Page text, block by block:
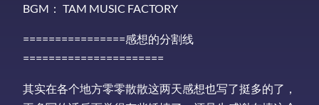
BGM： TAM MUSIC FACTORY
================感想的分割线
======================
其实在各个地方零零散散这两天感想也写了挺多的了，